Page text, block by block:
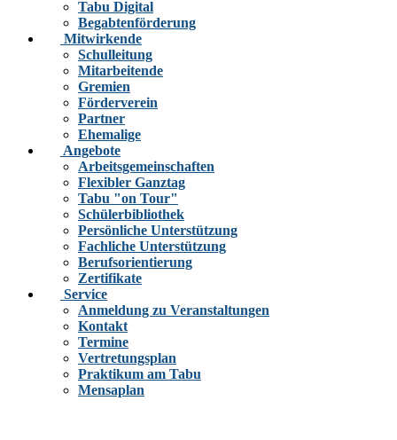
Tabu Digital
Begabtenförderung
Mitwirkende
Schulleitung
Mitarbeitende
Gremien
Förderverein
Partner
Ehemalige
Angebote
Arbeitsgemeinschaften
Flexibler Ganztag
Tabu "on Tour"
Schülerbibliothek
Persönliche Unterstützung
Fachliche Unterstützung
Berufsorientierung
Zertifikate
Service
Anmeldung zu Veranstaltungen
Kontakt
Termine
Vertretungsplan
Praktikum am Tabu
Mensaplan